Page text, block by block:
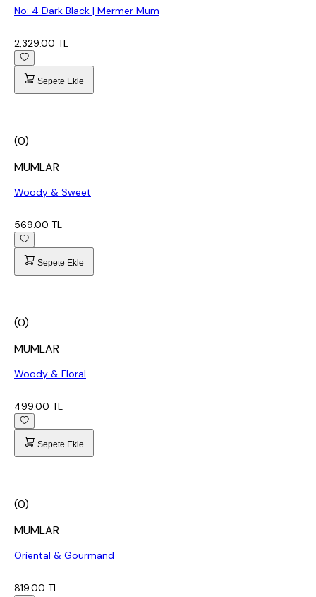
No: 4 Dark Black | Mermer Mum
2,329.00 TL
Sepete Ekle
(0)
MUMLAR
Woody & Sweet
569.00 TL
Sepete Ekle
(0)
MUMLAR
Woody & Floral
499.00 TL
Sepete Ekle
(0)
MUMLAR
Oriental & Gourmand
819.00 TL